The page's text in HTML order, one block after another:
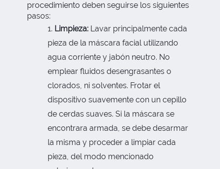
procedimiento deben seguirse los siguientes
pasos:
Limpieza:Lavar principalmente cada
pieza de la máscara facial utilizando
agua corriente y jabón neutro. No
emplear fluidos desengrasantes o
clorados, ni solventes. Frotar el
dispositivo suavemente con un cepillo
de cerdas suaves. Si la máscara se
encontrara armada, se debe desarmar
la misma y proceder a limpiar cada
pieza, del modo mencionado